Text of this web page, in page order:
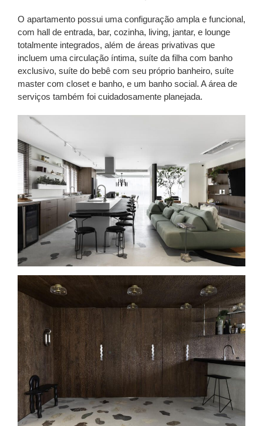
O apartamento possui uma configuração ampla e funcional,
com hall de entrada, bar, cozinha, living, jantar, e lounge
totalmente integrados, além de áreas privativas que
incluem uma circulação íntima, suíte da filha com banho
exclusivo, suíte do bebê com seu próprio banheiro, suíte
master com closet e banho, e um banho social. A área de
serviços também foi cuidadosamente planejada.